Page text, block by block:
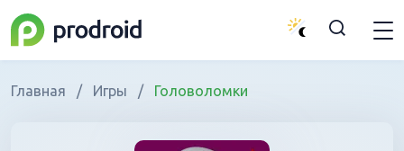
Главная / Игры / Головоломки